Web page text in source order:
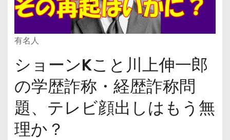
有名人
ショーンKこと川上伸一郎
の学歴詐称・経歴詐称問
題、テレビ顔出しはもう無
理か？